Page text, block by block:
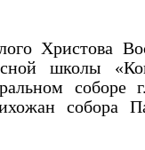
Христова
школы
соборе
собора